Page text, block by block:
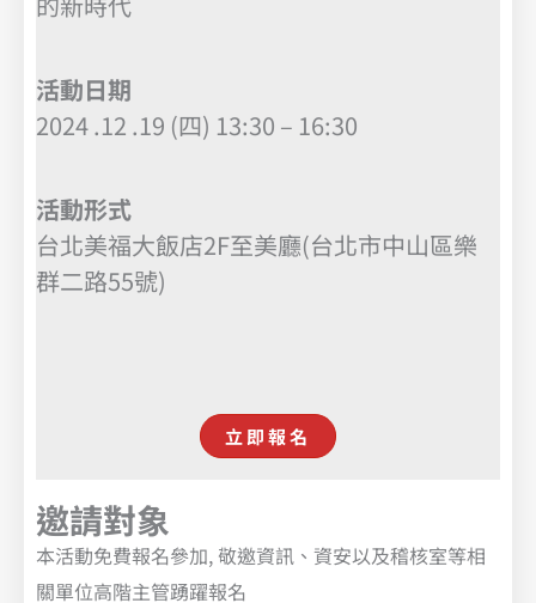
活動日期
2024 .12 .19 (四) 13:30 – 16:30
活動形式
台北美福大飯店2F至美廳(台北市中山區樂
群二路55號)
立即報名
邀請對象
本活動免費報名參加, 敬邀資訊、資安以及稽核室等相
關單位高階主管踴躍報名